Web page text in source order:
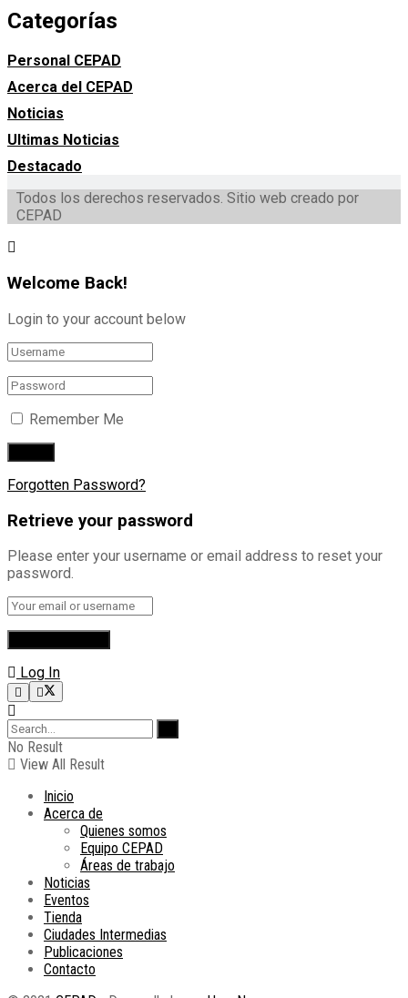
Categorías
Personal CEPAD
Acerca del CEPAD
Noticias
Ultimas Noticias
Destacado
Todos los derechos reservados. Sitio web creado por
CEPAD
Welcome Back!
Login to your account below
Remember Me
Forgotten Password?
Retrieve your password
Please enter your username or email address to reset your
password.
Log In
No Result
View All Result
Inicio
Acerca de
Quienes somos
Equipo CEPAD
Áreas de trabajo
Noticias
Eventos
Tienda
Ciudades Intermedias
Publicaciones
Contacto